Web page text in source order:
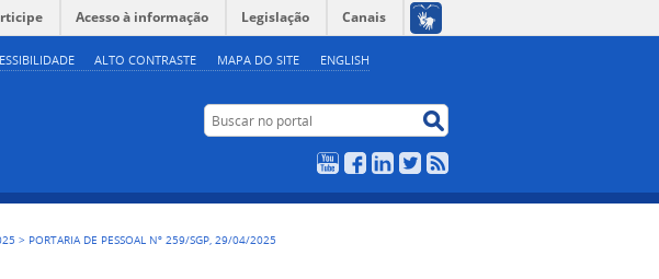
ALTO CONTRASTE MAPA DO SITE ENGLISH
Acesso à informação Legislação Canais
Buscar no portal
YouTubeFacebookLinkedIn
Twitter
> PORTARIA DE PESSOAL Nº 259/SGP, 29/04/2025